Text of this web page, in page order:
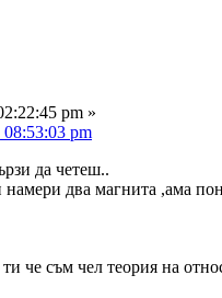
pm »
pm
да четеш..
два магнита ,ама
че съм чел теория на